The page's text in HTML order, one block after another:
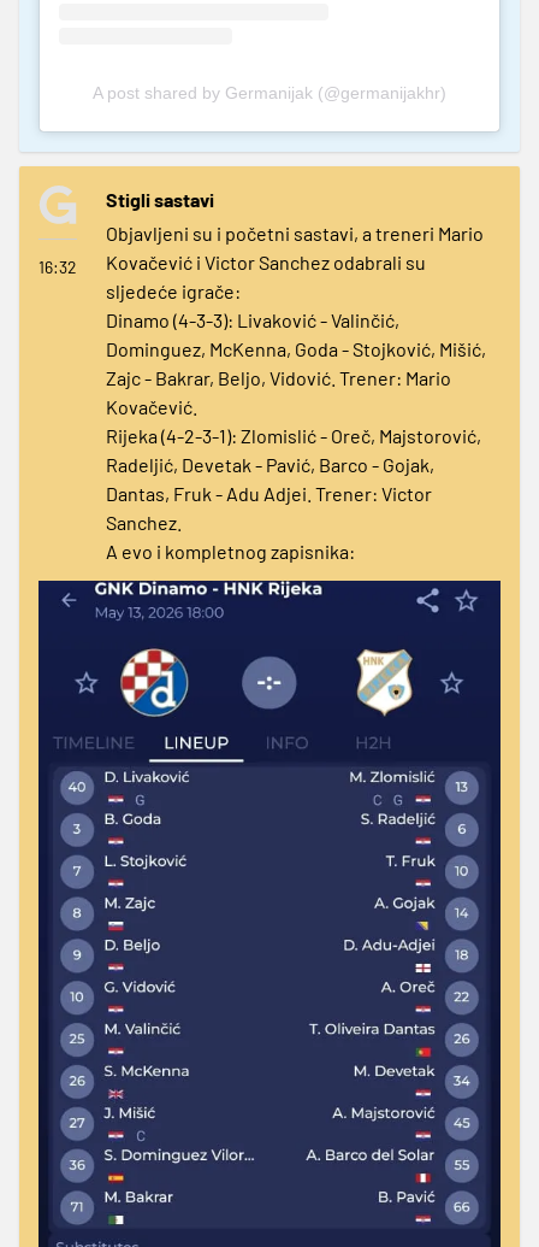
A post shared by Germanijak (@germanijakhr)
16:32
Stigli sastavi
Objavljeni su i početni sastavi, a treneri Mario
Kovačević i Victor Sanchez odabrali su
sljedeće igrače:
Dinamo (4-3-3): Livaković - Valinčić,
Dominguez, McKenna, Goda - Stojković, Mišić,
Zajc - Bakrar, Beljo, Vidović. Trener: Mario
Kovačević.
Rijeka (4-2-3-1): Zlomislić - Oreč, Majstorović,
Radeljić, Devetak - Pavić, Barco - Gojak,
Dantas, Fruk - Adu Adjei. Trener: Victor
Sanchez.
A evo i kompletnog zapisnika: